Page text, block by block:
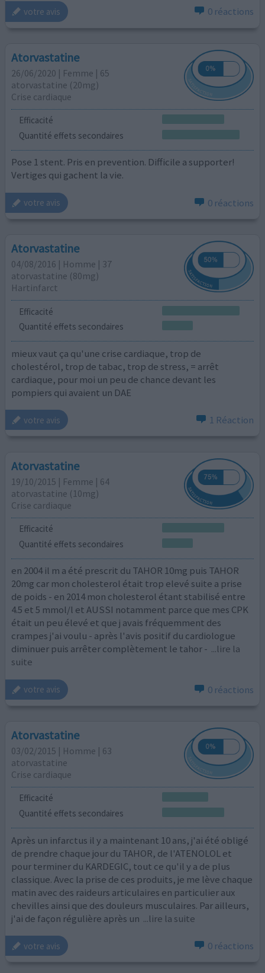
votre avis 0 réactions
Atorvastatine
26/06/2020 | Femme | 65
atorvastatine (20mg)
Crise cardiaque
Efficacité
Quantité effets secondaires
Pose 1 stent. Pris en prevention. Difficile a supporter!
Vertiges qui gachent la vie.
votre avis 0 réactions
Atorvastatine
04/08/2016 | Homme | 37
atorvastatine (80mg)
Hartinfarct
Efficacité
Quantité effets secondaires
mieux vaut ça qu'une crise cardiaque, trop de
cholestérol, trop de tabac, trop de stress, = arrêt
cardiaque, pour moi un peu de chance devant les
pompiers qui avaient un DAE
votre avis 1 Réaction
Atorvastatine
19/10/2015 | Femme | 64
atorvastatine (10mg)
Crise cardiaque
Efficacité
Quantité effets secondaires
en 2004 il m a été prescrit du TAHOR 10mg puis TAHOR
20mg car mon cholesterol était trop elevé suite a prise
de poids - en 2014 mon cholesterol étant stabilisé entre
4.5 et 5 mmol/l et AUSSI notamment parce que mes CPK
était un peu élevé et que j avais fréquemment des
crampes j'ai voulu - après l'avis positif du cardiologue
diminuer puis arrêter complètement le tahor - ...lire la
suite
votre avis 0 réactions
Atorvastatine
03/02/2015 | Homme | 63
atorvastatine
Crise cardiaque
Efficacité
Quantité effets secondaires
Après un infarctus il y a maintenant 10 ans, j'ai été obligé
de prendre chaque jour du TAHOR, de l'ATENOLOL et
pour terminer du KARDEGIC, tout ce qu'il y a de plus
classique. Avec la prise de ces produits, je me lève chaque
matin avec des raideurs articulaires en particulier aux
chevilles ainsi que des douleurs musculaires. Par ailleurs,
j'ai de façon régulière après un ...lire la suite
votre avis 0 réactions